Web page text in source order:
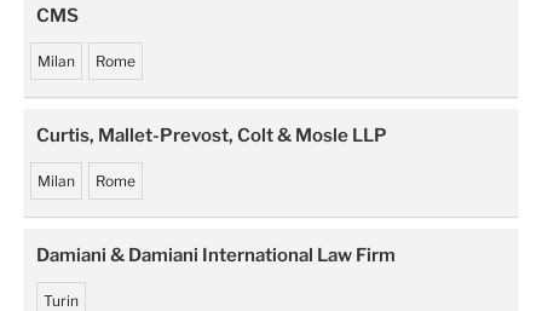
CMS
Milan Rome
Curtis, Mallet-Prevost, Colt & Mosle LLP
Milan Rome
Damiani & Damiani International Law Firm
Turin